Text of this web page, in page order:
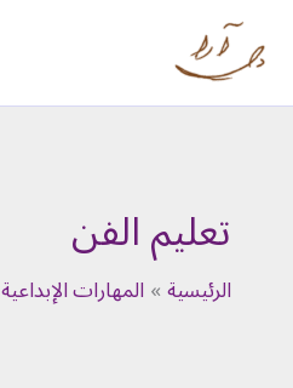
المحتوى
تعليم الفن
الرئيسية المهارات الإبداعية